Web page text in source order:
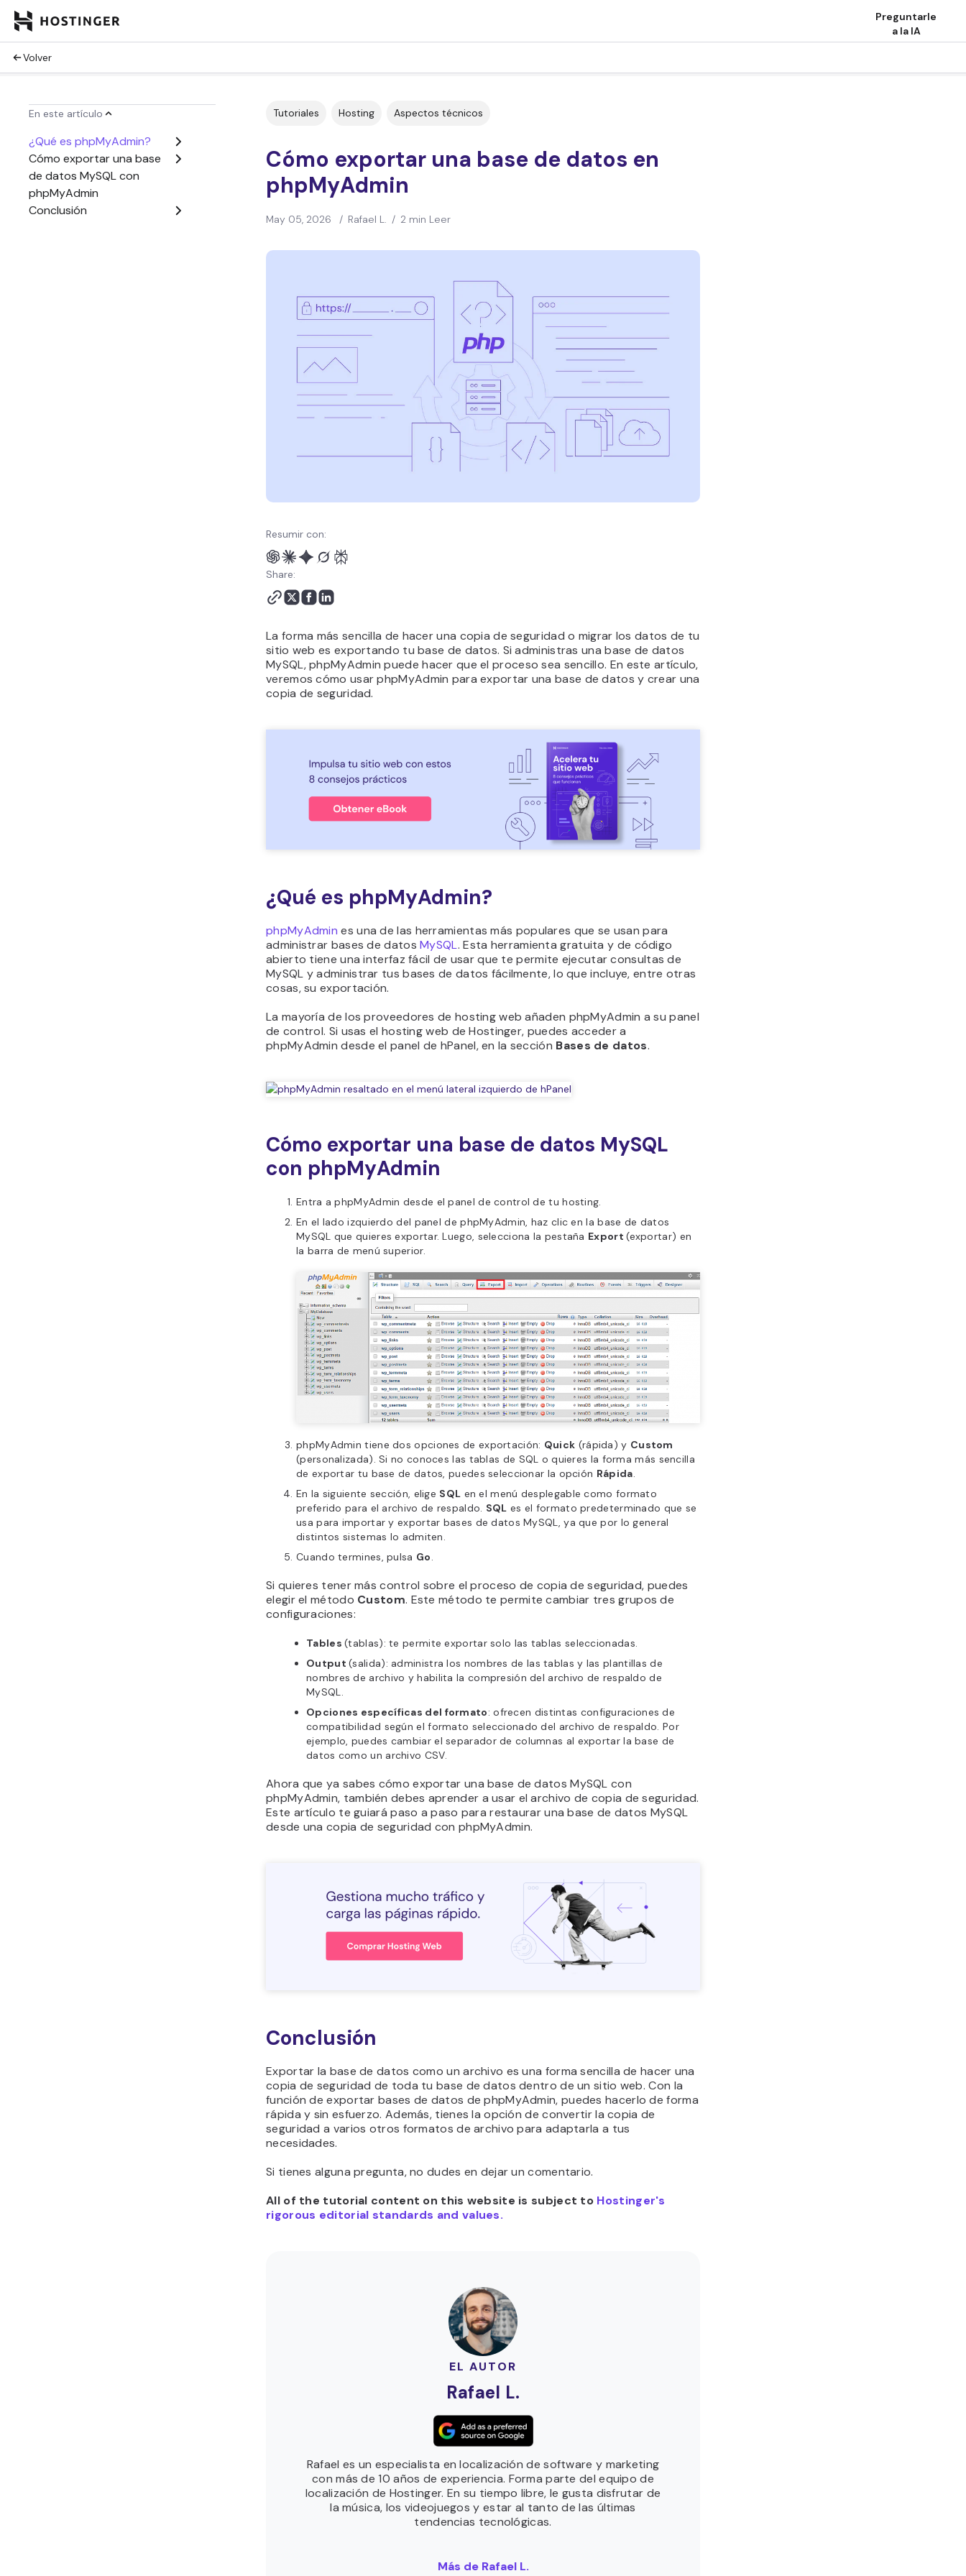
Preguntarle
a la IA
Volver
En este artículo
¿Qué es phpMyAdmin?
Cómo exportar una base
de datos MySQL con
phpMyAdmin
Conclusión
Tutoriales Hosting Aspectos técnicos
Cómo exportar una base de datos en
phpMyAdmin
May 05, 2026 / Rafael L. / 2 min Leer
Resumir con:
Share:
La forma más sencilla de hacer una copia de seguridad o migrar los datos de tu
sitio web es exportando tu base de datos. Si administras una base de datos
MySQL, phpMyAdmin puede hacer que el proceso sea sencillo. En este artículo,
veremos cómo usar phpMyAdmin para exportar una base de datos y crear una
copia de seguridad.
¿Qué es phpMyAdmin?
phpMyAdmin es una de las herramientas más populares que se usan para
administrar bases de datosMySQL. Esta herramienta gratuita y de código
abierto tiene una interfaz fácil de usar que te permite ejecutar consultas de
MySQL y administrar tus bases de datos fácilmente, lo que incluye, entre otras
cosas, su exportación.
La mayoría de los proveedores de hosting web añaden phpMyAdmin a su panel
de control. Si usas el hosting web de Hostinger, puedes acceder a
phpMyAdmin desde el panel de hPanel, en la sección Bases de datos.
Cómo exportar una base de datos MySQL
con phpMyAdmin
Entra a phpMyAdmin desde el panel de control de tu hosting.
En el lado izquierdo del panel de phpMyAdmin, haz clic en la base de datos
MySQL que quieres exportar. Luego, selecciona la pestaña Export(exportar) en
la barra de menú superior.
phpMyAdmin tiene dos opciones de exportación: Quick (rápida) y Custom
(personalizada). Si no conoces las tablas de SQL o quieres la forma más sencilla
de exportar tu base de datos, puedes seleccionar la opción Rápida.
En la siguiente sección, elige SQL en el menú desplegable como formato
preferido para el archivo de respaldo. SQL es el formato predeterminado que se
usa para importar y exportar bases de datos MySQL, ya que por lo general
distintos sistemas lo admiten.
Cuando termines, pulsa Go.
Si quieres tener más control sobre el proceso de copia de seguridad, puedes
elegir el método Custom. Este método te permite cambiar tres grupos de
configuraciones:
Tables(tablas): te permite exportar solo las tablas seleccionadas.
Output(salida): administra los nombres de las tablas y las plantillas de
nombres de archivo y habilita la compresión del archivo de respaldo de
MySQL.
Opciones específicas del formato: ofrecen distintas configuraciones de
compatibilidad según el formato seleccionado del archivo de respaldo. Por
ejemplo, puedes cambiar el separador de columnas al exportar la base de
datos como un archivo CSV.
Ahora que ya sabes cómo exportar una base de datos MySQL con
phpMyAdmin, también debes aprender a usar el archivo de copia de seguridad.
Este artículo te guiará paso a paso para restaurar una base de datos MySQL
desde una copia de seguridad con phpMyAdmin.
Conclusión
Exportar la base de datos como un archivo es una forma sencilla de hacer una
copia de seguridad de toda tu base de datos dentro de un sitio web. Con la
función de exportar bases de datos de phpMyAdmin, puedes hacerlo de forma
rápida y sin esfuerzo. Además, tienes la opción de convertir la copia de
seguridad a varios otros formatos de archivo para adaptarla a tus
necesidades.
Si tienes alguna pregunta, no dudes en dejar un comentario.
All of the tutorial content on this website is subject to Hostinger's
rigorous editorial standards and values.
EL AUTOR
Rafael L.
Rafael es un especialista en localización de software y marketing
con más de 10 años de experiencia. Forma parte del equipo de
localización de Hostinger. En su tiempo libre, le gusta disfrutar de
la música, los videojuegos y estar al tanto de las últimas
tendencias tecnológicas.
Más de Rafael L.